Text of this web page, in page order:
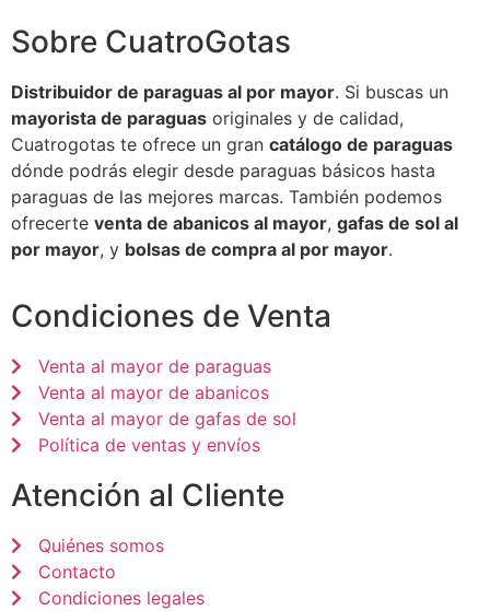
Sobre CuatroGotas
Distribuidor de paraguas al por mayor. Si buscas un
mayorista de paraguas originales y de calidad,
Cuatrogotas te ofrece un gran catálogo de paraguas
dónde podrás elegir desde paraguas básicos hasta
paraguas de las mejores marcas. También podemos
ofrecerte venta de abanicos al mayor, gafas de sol al
por mayor, y bolsas de compra al por mayor.
Condiciones de Venta
Venta al mayor de paraguas
Venta al mayor de abanicos
Venta al mayor de gafas de sol
Política de ventas y envíos
Atención al Cliente
Quiénes somos
Contacto
Condiciones legales